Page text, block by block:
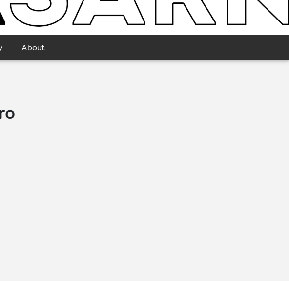
About